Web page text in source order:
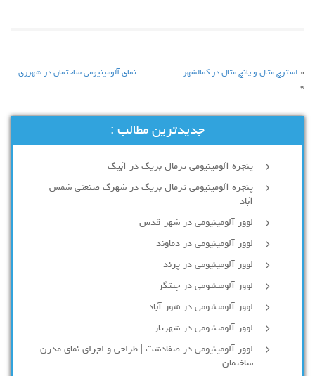
« استرچ متال و پانچ متال در کمالشهر
نمای آلومینیومی ساختمان در شهرری
»
جدیدترین مطالب :
پنجره آلومینیومی ترمال بریک در آبیک
پنجره آلومینیومی ترمال بریک در شهرک صنعتی شمس
آباد
لوور آلومینیومی در شهر قدس
لوور آلومینیومی در دماوند
لوور آلومینیومی در پرند
لوور آلومینیومی در چیتگر
لوور آلومینیومی در شور آباد
لوور آلومينيومي در شهريار
لوور آلومینیومی در صفادشت | طراحی و اجرای نمای مدرن
ساختمان